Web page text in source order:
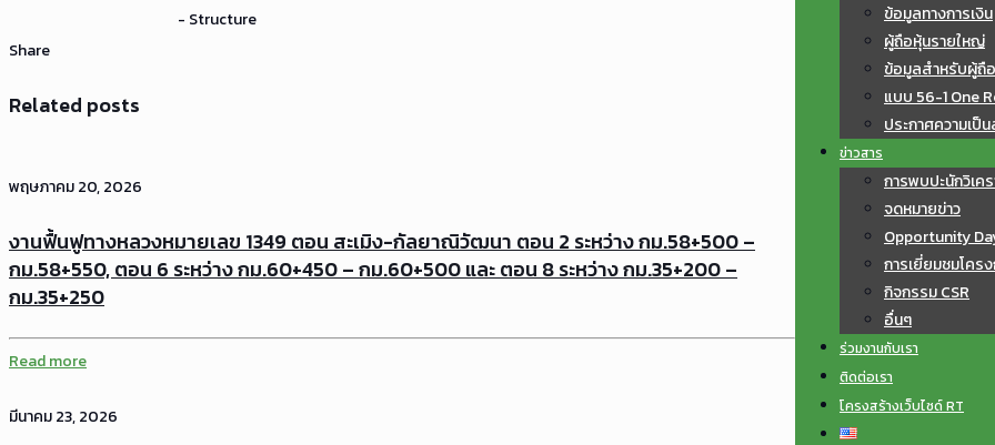
ข้อมูลทางการเงิน
ผู้ถือหุ้นรายใหญ่
ข้อมูลสำหรับผู้ถื
แบบ 56-1 One
ประกาศความเ
ข่าวสาร
การพบปะนักวิเ
จดหมายข่าว
Opportunity
การเยี่ยมชมโคร
กิจกรรม CSR
อื่นๆ
ร่วมงานกับเรา
ติดต่อเรา
โครงสร้างเว็บไซด์ RT
- Structure
Share
Related posts
พฤษภาคม 20, 2026
งานฟื้นฟูทางหลวงหมายเลข 1349 ตอน สะเมิง-กัลยาณิวัฒนา ตอน 2 ระหว่าง กม.58+500 –
กม.58+550, ตอน 6 ระหว่าง กม.60+450 – กม.60+500 และ ตอน 8 ระหว่าง กม.35+200 –
กม.35+250
Read more
มีนาคม 23, 2026